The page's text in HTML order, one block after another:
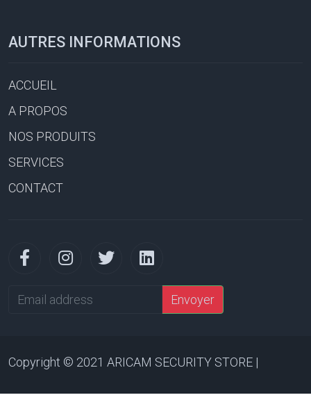
AUTRES INFORMATIONS
ACCUEIL
A PROPOS
NOS PRODUITS
SERVICES
CONTACT
Email
Envoyer
Copyright © 2021 ARICAM SECURITY STORE |